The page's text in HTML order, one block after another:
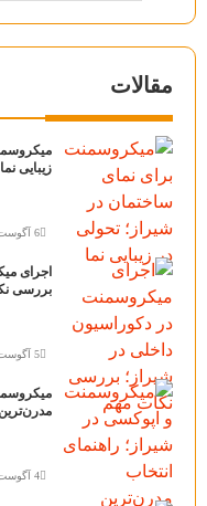
مقالات
زیبایی نما
6 آگوست 2026
اجرای
بررسی
5 آگوست 2026
4 آگوست 2026